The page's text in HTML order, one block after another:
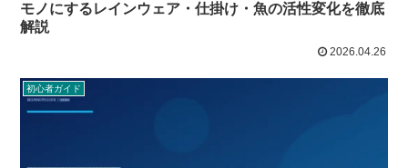
モノにするレインウェア・仕掛け・魚の活性変化を徹底
解説
2026.04.26
初心者ガイド